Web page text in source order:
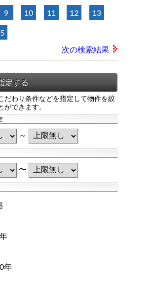
9 10 11 12 13
次の検索結果
だわり条件などを指定して物件を絞
ができます。
～
〜
年